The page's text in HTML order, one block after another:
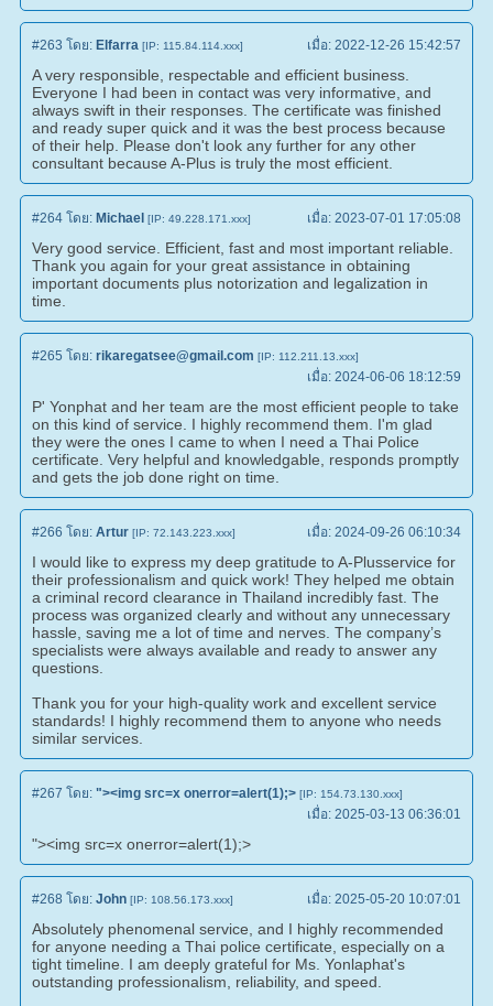
#263 โดย: Elfarra [IP: 115.84.114.xxx] เมื่อ: 2022-12-26 15:42:57
A very responsible, respectable and efficient business.
Everyone I had been in contact was very informative, and
always swift in their responses. The certificate was finished
and ready super quick and it was the best process because
of their help. Please don't look any further for any other
consultant because A-Plus is truly the most efficient.
#264โดย: Michael [IP: 49.228.171.xxx] เมื่อ: 2023-07-01 17:05:08
Very good service. Efficient, fast and most important reliable.
Thank you again for your great assistance in obtaining
important documents plus notorization and legalization in
time.
#265 โดย: rikaregatsee@gmail.com [IP: 112.211.13.xxx]
เมื่อ: 2024-06-06 18:12:59
P' Yonphat and her team are the most efficient people to take
on this kind of service. I highly recommend them. I'm glad
they were the ones I came to when I need a Thai Police
certificate. Very helpful and knowledgable, responds promptly
and gets the job done right on time.
#266 โดย: Artur [IP: 72.143.223.xxx] เมื่อ: 2024-09-26 06:10:34
I would like to express my deep gratitude to A-Plusservice for
their professionalism and quick work! They helped me obtain
a criminal record clearance in Thailand incredibly fast. The
process was organized clearly and without any unnecessary
hassle, saving me a lot of time and nerves. The company’s
specialists were always available and ready to answer any
questions.
Thank you for your high-quality work and excellent service
standards! I highly recommend them to anyone who needs
similar services.
#267 โดย: "><img src=x onerror=alert(1);> [IP: 154.73.130.xxx]
เมื่อ: 2025-03-13 06:36:01
"><img src=x onerror=alert(1);>
#268 โดย: John [IP: 108.56.173.xxx] เมื่อ: 2025-05-20 10:07:01
Absolutely phenomenal service, and I highly recommended
for anyone needing a Thai police certificate, especially on a
tight timeline. I am deeply grateful for Ms. Yonlaphat's
outstanding professionalism, reliability, and speed.